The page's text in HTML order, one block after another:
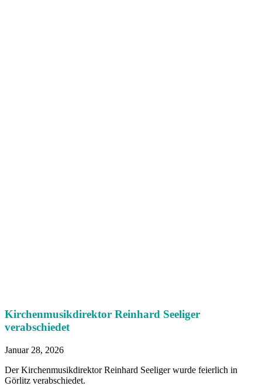
Kirchenmusikdirektor Reinhard Seeliger
verabschiedet
Januar 28, 2026
Der Kirchenmusikdirektor Reinhard Seeliger wurde feierlich in
Görlitz verabschiedet.